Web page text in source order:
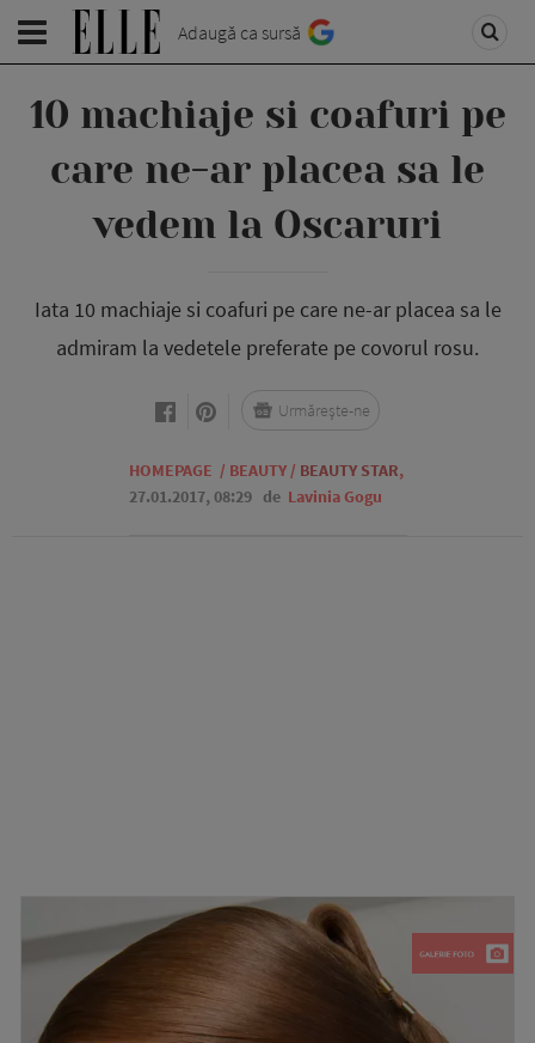
Adaugă ca sursă
10 machiaje si coafuri pe
care ne-ar placea sa le
vedem la Oscaruri
Iata 10 machiaje si coafuri pe care ne-ar placea sa le
admiram la vedetele preferate pe covorul rosu.
HOMEPAGE / BEAUTY/ BEAUTY STAR,
27.01.2017, 08:29 de Lavinia Gogu
Urmărește-ne